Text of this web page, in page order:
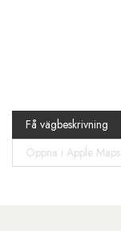
Få vägbeskrivning
Öppna i Apple Maps